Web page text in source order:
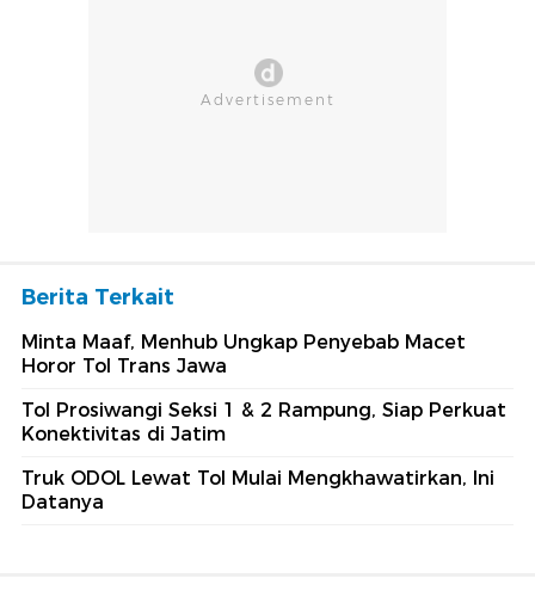
Berita Terkait
Minta Maaf, Menhub Ungkap Penyebab Macet
Horor Tol Trans Jawa
Tol Prosiwangi Seksi 1 & 2 Rampung, Siap Perkuat
Konektivitas di Jatim
Truk ODOL Lewat Tol Mulai Mengkhawatirkan, Ini
Datanya